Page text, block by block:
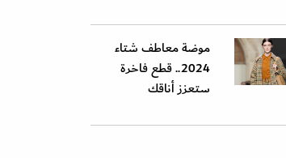
موضة معاطف شتاء
2024.. قطع فاخرة
ستعزز أناقك